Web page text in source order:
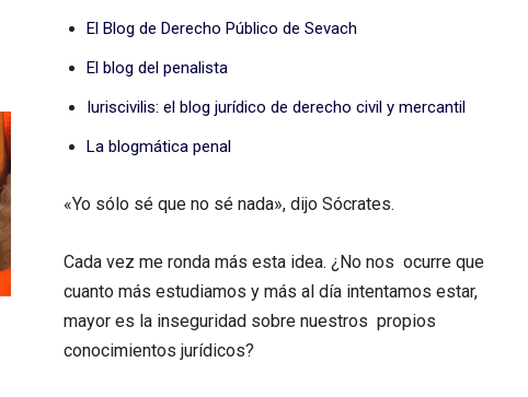
El Blog de Derecho Público de Sevach
El blog del penalista
Iuriscivilis: el blog jurídico de derecho civil y mercantil
La blogmática penal
«Yo sólo sé que no sé nada», dijo Sócrates.
Cada vez me ronda más esta idea. ¿No nos ocurre que
cuanto más estudiamos y más al día intentamos estar,
mayor es la inseguridad sobre nuestros propios
conocimientos jurídicos?